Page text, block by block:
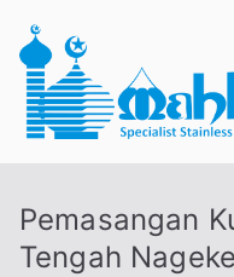
Pemasangan
Tengah